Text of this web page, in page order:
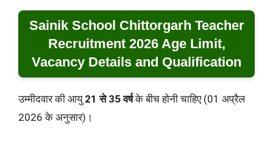
Sainik School Chittorgarh Teacher
Recruitment 2026 Age Limit,
Vacancy Details and Qualification
उम्मीदवार की आयु 21 से 35 वर्षके बीच होनी चाहिए (01 अप्रैल
2026 के अनुसार)।